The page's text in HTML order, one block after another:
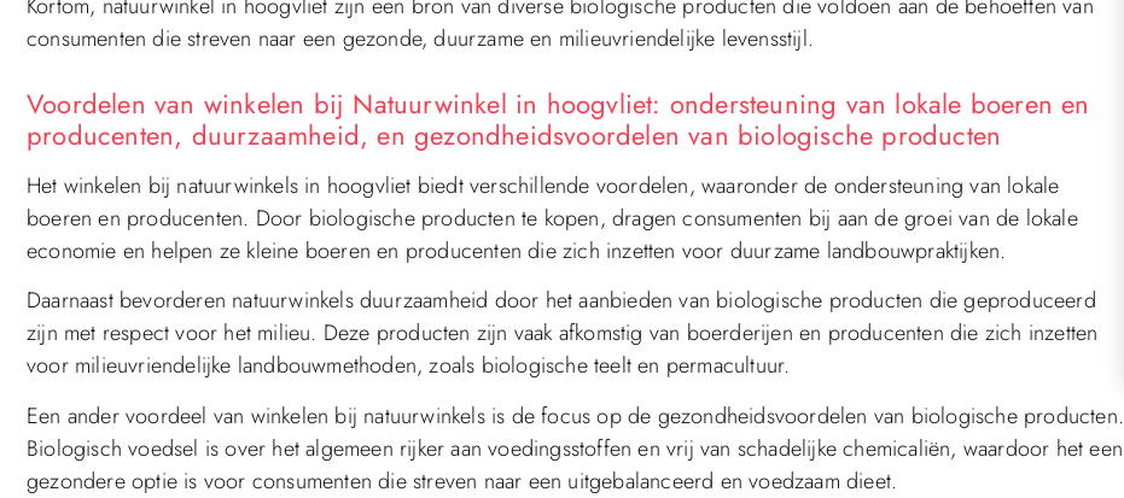
consumenten die streven naar een gezonde, duurzame en milieuvriendelijke levensstijl.
Voordelen van winkelen bij Natuurwinkel in hoogvliet: ondersteuning van lokale boeren en
producenten, duurzaamheid, en gezondheidsvoordelen van biologische producten
Het winkelen bij natuurwinkels in hoogvliet biedt verschillende voordelen, waaronder de ondersteuning van lokale
boeren en producenten. Door biologische producten te kopen, dragen consumenten bij aan de groei van de lokale
economie en helpen ze kleine boeren en producenten die zich inzetten voor duurzame landbouwpraktijken.
Daarnaast bevorderen natuurwinkels duurzaamheid door het aanbieden van biologische producten die geproduceerd
zijn met respect voor het milieu. Deze producten zijn vaak afkomstig van boerderijen en producenten die zich inzetten
voor milieuvriendelijke landbouwmethoden, zoals biologische teelt en permacultuur.
Een ander voordeel van winkelen bij natuurwinkels is de focus op de gezondheidsvoordelen van biologische producten.
Biologisch voedsel is over het algemeen rijker aan voedingsstoffen en vrij van schadelijke chemicaliën, waardoor het een
gezondere optie is voor consumenten die streven naar een uitgebalanceerd en voedzaam dieet.